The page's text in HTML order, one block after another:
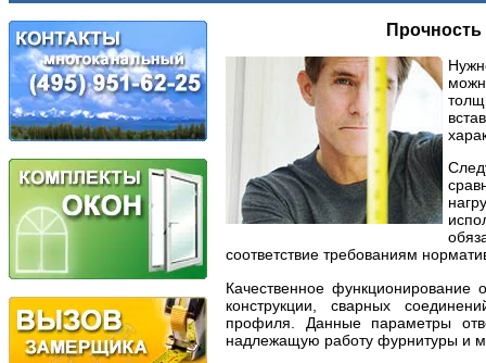
Прочность
соответствие требованиям
Качественное функционирование
конструкции, сварных
профиля. Данные параметры
надлежащую работу фурнитуры и